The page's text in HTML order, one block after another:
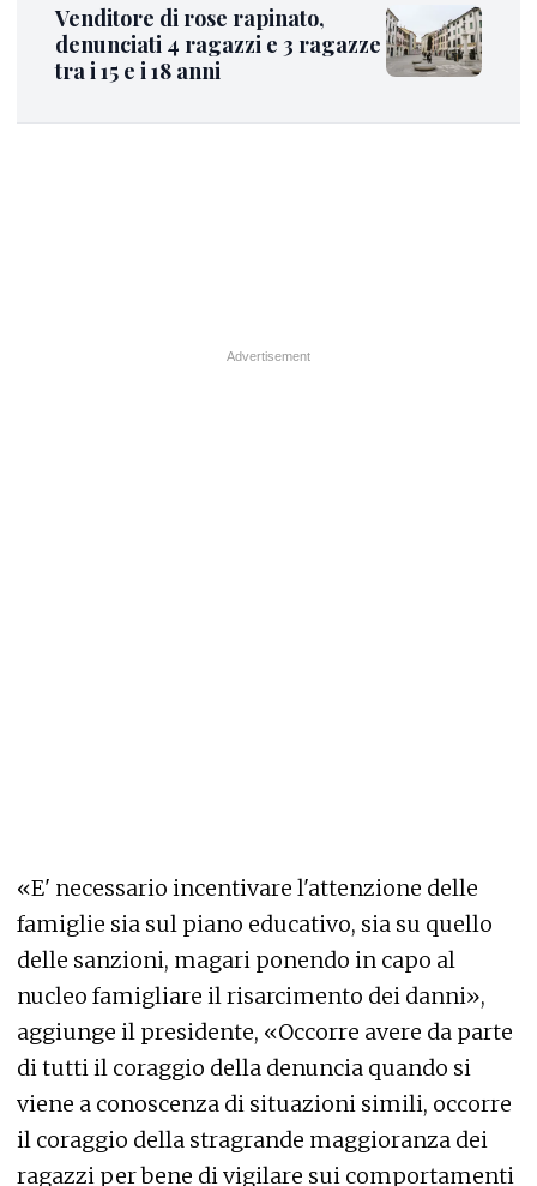
Venditore di rose rapinato,
denunciati 4 ragazzi e 3 ragazze
tra i 15 e i 18 anni
«E' necessario incentivare l'attenzione delle
famiglie sia sul piano educativo, sia su quello
delle sanzioni, magari ponendo in capo al
nucleo famigliare il risarcimento dei danni»,
aggiunge il presidente, «Occorre avere da parte
di tutti il coraggio della denuncia quando si
viene a conoscenza di situazioni simili, occorre
il coraggio della stragrande maggioranza dei
ragazzi per bene di vigilare sui comportamenti